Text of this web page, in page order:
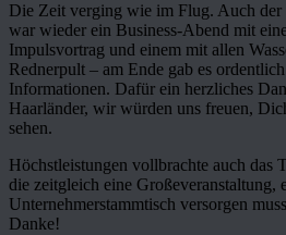
Die Zeit verging wie im Flug. Auch der
war wieder ein Business-Abend mit
Impulsvortrag und einem mit allen
Rednerpult – am Ende gab es
Informationen. Dafür ein herzliches
Haarländer, wir würden uns freuen,
sehen.
Höchstleistungen vollbrachte auch das
die zeitgleich eine Großeveranstaltung,
Unternehmerstammtisch versorgen
Danke!